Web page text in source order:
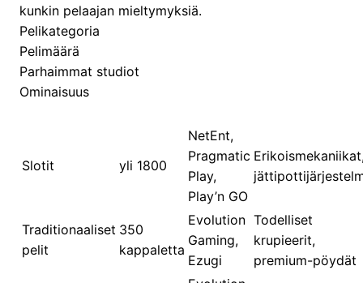
kunkin pelaajan mieltymyksiä.
Pelikategoria
Pelimäärä
Parhaimmat studiot
Ominaisuus
Slotit yli 1800
NetEnt,
Pragmatic
Play,
Play’n GO
Traditionaaliset
pelit
350
kappaletta
Evolution
Gaming,
Ezugi
Todelliset
krupieerit,
premium-pöydät